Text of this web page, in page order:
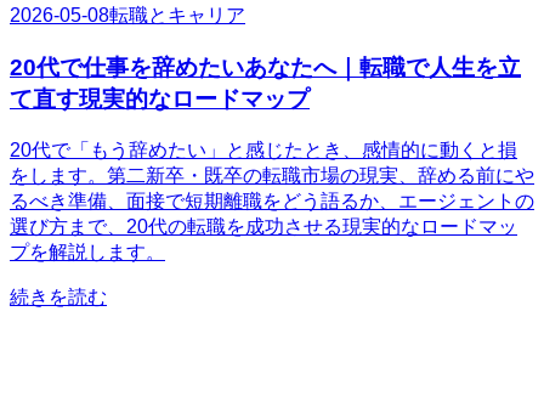
2026-05-08転職とキャリア
20代で仕事を辞めたいあなたへ｜転職で人生を立
て直す現実的なロードマップ
20代で「もう辞めたい」と感じたとき、感情的に動くと損
をします。第二新卒・既卒の転職市場の現実、辞める前にや
るべき準備、面接で短期離職をどう語るか、エージェントの
選び方まで、20代の転職を成功させる現実的なロードマッ
プを解説します。
続きを読む